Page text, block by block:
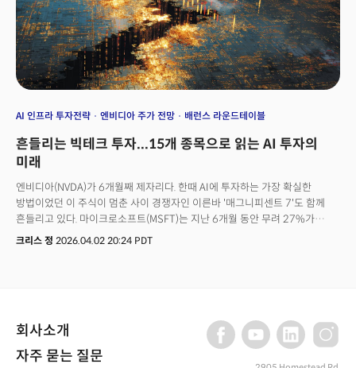
AI 인프라 투자전략 엔비디아 주가 전망 배런스 라운드테이블
흔들리는 빅테크 투자...15개 종목으로 읽는 AI 투자의
미래
엔비디아(NVDA)가 6개월째 제자리다. 한때 AI에 투자하는 가장 확실한
방법이었던 이 주식이 멈춘 사이 경쟁자인 이른바 '매그니피센트 7'도 함께
흔들리고 있다. 마이크로소프트(MSFT)는 지난 6개월 동안 무려 27%가
하락했다. 최근 구글 터보퀀트를 비롯해 퀀텀 AI로 시장에 유의미한 궤적을
라운드테이블이 다시 소집되어 이 혼란 속에서 15개의 종목을 꺼내놓았다.
하지만 이보다 더 중요한 것은 이들이 제시한 지금 상황에 대한 하나의
진단이다. 👉 투자전략 리포트: 클라우드 레볼루션, AI 자본의 흐름을 잡아라
크리스 정 2026.04.02 20:24 PDT
회사소개
자주 묻는 질문